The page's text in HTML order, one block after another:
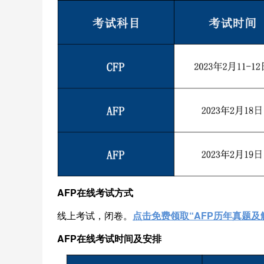
AFP在线考试方式
线上考试，闭卷。 点击免费领取“AFP历年真题
AFP在线考试时间及安排